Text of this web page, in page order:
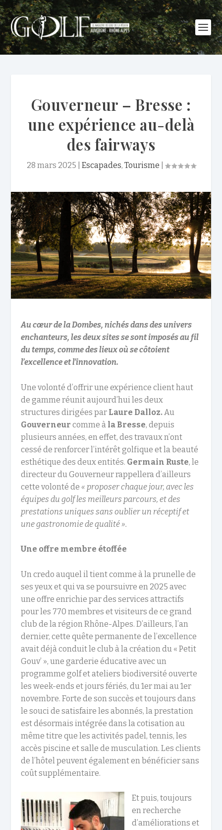
Gouverneur – Bresse :
une expérience au-delà
des fairways
28 mars 2025 Escapades, Tourisme
Au cœur de la Dombes, nichés dans des univers
enchanteurs, les deux sites se sont imposés au fil
du temps, comme des lieux où se côtoient
l’excellence et l’innovation.
Une volonté d’offrir une expérience client haut
de gamme réunit aujourd’hui les deux
structures dirigées par Laure Dalloz. Au
Gouverneur comme à la Bresse, depuis
plusieurs années, en effet, des travaux n’ont
cessé de renforcer l’intérêt golfique et la beauté
esthétique des deux entités. Germain Ruste, le
directeur du Gouverneur rappellera d’ailleurs
cette volonté de « proposer chaque jour, avec les
équipes du golf les meilleurs parcours, et des
prestations uniques sans oublier un réceptif et
une gastronomie de qualité ».
Une offre membre étoffée
Un credo auquel il tient comme à la prunelle de
ses yeux et qui va se poursuivre en 2025 avec
une offre enrichie par des services attractifs
pour les 770 membres et visiteurs de ce grand
club de la région Rhône-Alpes. D’ailleurs, l’an
dernier, cette quête permanente de l’excellence
avait déjà conduit le club à la création du « Petit
Gouv’ », une garderie éducative avec un
programme golf et ateliers biodiversité ouverte
les week-ends et jours fériés, du 1ermai au 1er
novembre. Forte de son succès et toujours dans
le souci de satisfaire les abonnés, la prestation
est désormais intégrée dans la cotisation au
même titre que les activités padel, tennis, les
accès piscine et salle de musculation. Les clients
de l’hôtel peuvent également en bénéficier sans
coût supplémentaire.
Et puis, toujours
en recherche
d’améliorations et